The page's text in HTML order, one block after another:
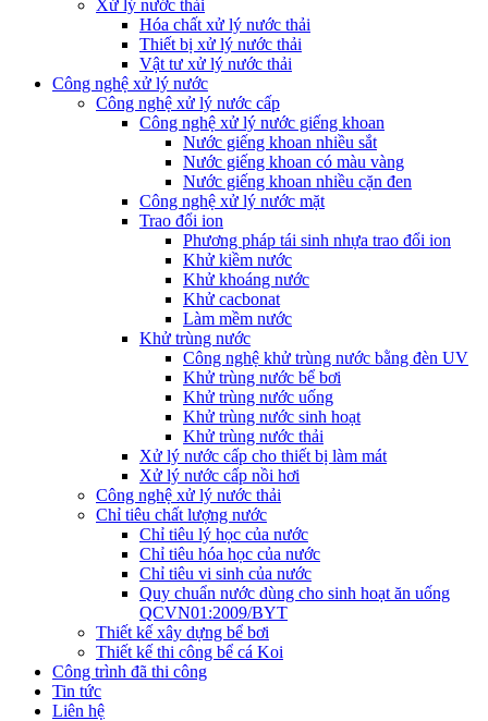
Xử lý nước thải
Hóa chất xử lý nước thải
Thiết bị xử lý nước thải
Vật tư xử lý nước thải
Công nghệ xử lý nước
Công nghệ xử lý nước cấp
Công nghệ xử lý nước giếng khoan
Nước giếng khoan nhiều sắt
Nước giếng khoan có màu vàng
Nước giếng khoan nhiều cặn đen
Công nghệ xử lý nước mặt
Trao đổi ion
Phương pháp tái sinh nhựa trao đổi ion
Khử kiềm nước
Khử khoáng nước
Khử cacbonat
Làm mềm nước
Khử trùng nước
Công nghệ khử trùng nước bằng đèn UV
Khử trùng nước bể bơi
Khử trùng nước uống
Khử trùng nước sinh hoạt
Khử trùng nước thải
Xử lý nước cấp cho thiết bị làm mát
Xử lý nước cấp nồi hơi
Công nghệ xử lý nước thải
Chỉ tiêu chất lượng nước
Chỉ tiêu lý học của nước
Chỉ tiêu hóa học của nước
Chỉ tiêu vi sinh của nước
Quy chuẩn nước dùng cho sinh hoạt ăn uống
QCVN01:2009/BYT
Thiết kế xây dựng bể bơi
Thiết kế thi công bể cá Koi
Công trình đã thi công
Tin tức
Liên hệ